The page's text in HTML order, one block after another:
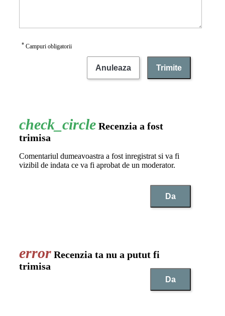
* Campuri obligatorii
Anuleaza Trimite
Recenzia a fost
trimisa
Comentariul dumeavoastra a fost inregistrat si va fi
vizibil de indata ce va fi aprobat de un moderator.
Da
Recenzia ta nu a putut fi
trimisa
Da